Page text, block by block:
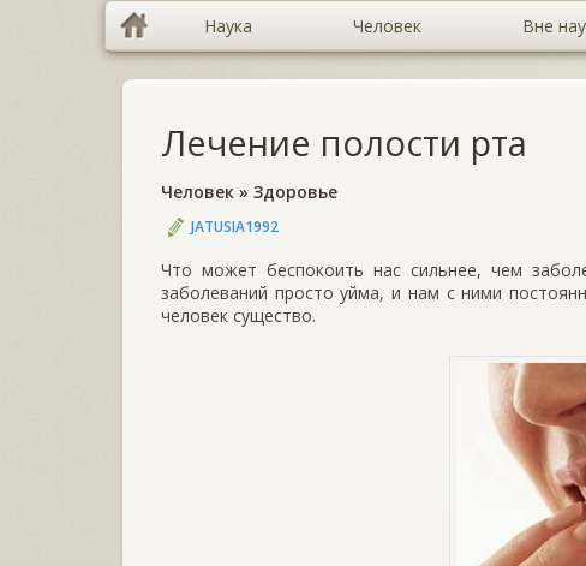
Наука Человек Вне
Лечение полости рта
Человек » Здоровье
JATUSIA1992
Что может беспокоить нас сильнее, чем
заболеваний просто уйма, и нам с ними
человек существо.